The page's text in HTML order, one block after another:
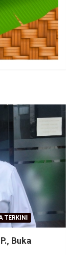
TERKINI
Buka